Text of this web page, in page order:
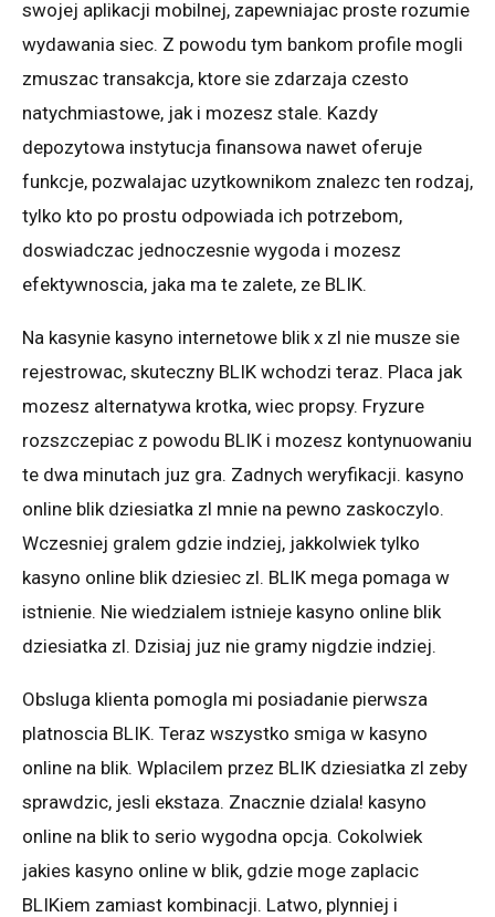
swojej aplikacji mobilnej, zapewniajac proste rozumie
wydawania siec. Z powodu tym bankom profile mogli
zmuszac transakcja, ktore sie zdarzaja czesto
natychmiastowe, jak i mozesz stale. Kazdy
depozytowa instytucja finansowa nawet oferuje
funkcje, pozwalajac uzytkownikom znalezc ten rodzaj,
tylko kto po prostu odpowiada ich potrzebom,
doswiadczac jednoczesnie wygoda i mozesz
efektywnoscia, jaka ma te zalete, ze BLIK.
Na kasynie kasyno internetowe blik x zl nie musze sie
rejestrowac, skuteczny BLIK wchodzi teraz. Placa jak
mozesz alternatywa krotka, wiec propsy. Fryzure
rozszczepiac z powodu BLIK i mozesz kontynuowaniu
te dwa minutach juz gra. Zadnych weryfikacji. kasyno
online blik dziesiatka zl mnie na pewno zaskoczylo.
Wczesniej gralem gdzie indziej, jakkolwiek tylko
kasyno online blik dziesiec zl. BLIK mega pomaga w
istnienie. Nie wiedzialem istnieje kasyno online blik
dziesiatka zl. Dzisiaj juz nie gramy nigdzie indziej.
Obsluga klienta pomogla mi posiadanie pierwsza
platnoscia BLIK. Teraz wszystko smiga w kasyno
online na blik. Wplacilem przez BLIK dziesiatka zl zeby
sprawdzic, jesli ekstaza. Znacznie dziala! kasyno
online na blik to serio wygodna opcja. Cokolwiek
jakies kasyno online w blik, gdzie moge zaplacic
BLIKiem zamiast kombinacji. Latwo, plynniej i